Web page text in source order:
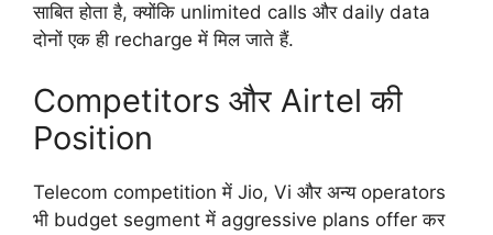
साबित होता है, क्योंकि unlimited calls और daily data
दोनों एक ही recharge में मिल जाते हैं.
Competitors और Airtel की
Position
Telecom competition में Jio, Vi और अन्य operators
भी budget segment में aggressive plans offer कर